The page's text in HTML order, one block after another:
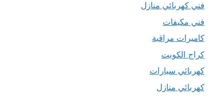
فني كهربائي منازل
فني مكيفات
كاميرات مراقبة
كراج الكويت
كهربائي سيارات
كهربائي منازل